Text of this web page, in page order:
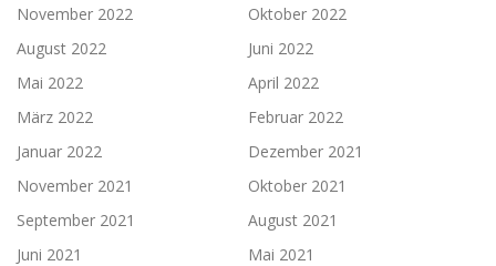
November 2022
Oktober 2022
August 2022
Juni 2022
Mai 2022
April 2022
März 2022
Februar 2022
Januar 2022
Dezember 2021
November 2021
Oktober 2021
September 2021
August 2021
Juni 2021
Mai 2021